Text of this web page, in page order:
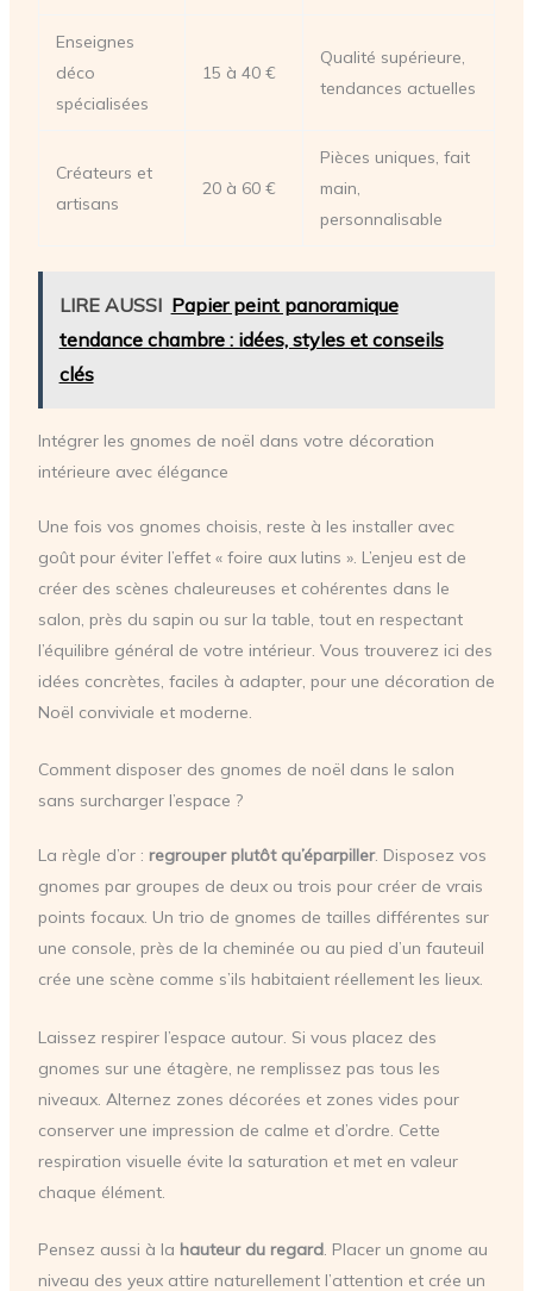
Enseignes
déco
spécialisées
15 à 40 €
Qualité supérieure,
tendances actuelles
Créateurs et
artisans
20 à 60 €
Pièces uniques, fait
main,
personnalisable
LIRE AUSSI Papier peint panoramique
tendance chambre : idées, styles et conseils
clés
Intégrer les gnomes de noël dans votre décoration
intérieure avec élégance
Une fois vos gnomes choisis, reste à les installer avec
goût pour éviter l’effet « foire aux lutins ». L’enjeu est de
créer des scènes chaleureuses et cohérentes dans le
salon, près du sapin ou sur la table, tout en respectant
l’équilibre général de votre intérieur. Vous trouverez ici des
idées concrètes, faciles à adapter, pour une décoration de
Noël conviviale et moderne.
Comment disposer des gnomes de noël dans le salon
sans surcharger l’espace ?
La règle d’or : regrouper plutôt qu’éparpiller. Disposez vos
gnomes par groupes de deux ou trois pour créer de vrais
points focaux. Un trio de gnomes de tailles différentes sur
une console, près de la cheminée ou au pied d’un fauteuil
crée une scène comme s’ils habitaient réellement les lieux.
Laissez respirer l’espace autour. Si vous placez des
gnomes sur une étagère, ne remplissez pas tous les
niveaux. Alternez zones décorées et zones vides pour
conserver une impression de calme et d’ordre. Cette
respiration visuelle évite la saturation et met en valeur
chaque élément.
Pensez aussi à la hauteur du regard. Placer un gnome au
niveau des yeux attire naturellement l’attention et crée un